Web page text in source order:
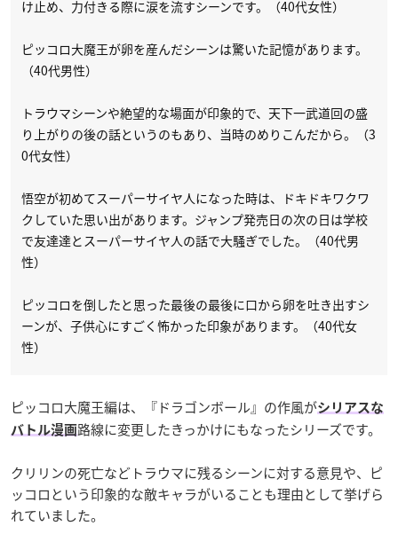
け止め、力付きる際に涙を流すシーンです。（40代女性）
ピッコロ大魔王が卵を産んだシーンは驚いた記憶があります。
（40代男性）
トラウマシーンや絶望的な場面が印象的で、天下一武道回の盛
り上がりの後の話というのもあり、当時のめりこんだから。（3
0代女性）
悟空が初めてスーパーサイヤ人になった時は、ドキドキワクワ
クしていた思い出があります。ジャンプ発売日の次の日は学校
で友達達とスーパーサイヤ人の話で大騒ぎでした。（40代男
性）
ピッコロを倒したと思った最後の最後に口から卵を吐き出すシ
ーンが、子供心にすごく怖かった印象があります。（40代女
性）
ピッコロ大魔王編は、『ドラゴンボール』の作風がシリアスな
バトル漫画路線に変更したきっかけにもなったシリーズです。
クリリンの死亡などトラウマに残るシーンに対する意見や、ピ
ッコロという印象的な敵キャラがいることも理由として挙げら
れていました。